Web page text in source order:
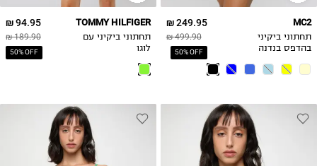
249.95 ₪
499.90 ₪
50% OFF
MC2
תחתוני ביקיני
בהדפס בנדנה
94.95 ₪
189.90 ₪
50% OFF
TOMMY HILFIGER
תחתוני ביקיני עם
לוגו